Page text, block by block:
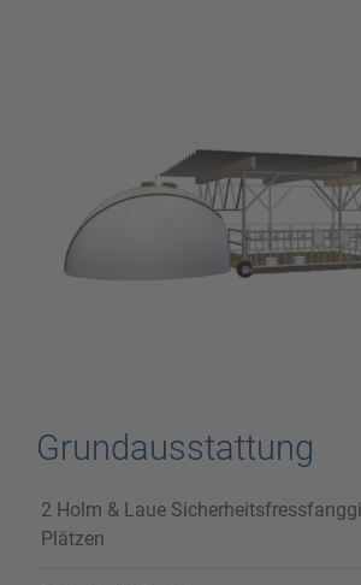
Grundausstattung
2 Holm & Laue
Plätzen